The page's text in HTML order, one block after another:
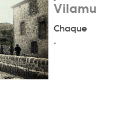
Chaque
.